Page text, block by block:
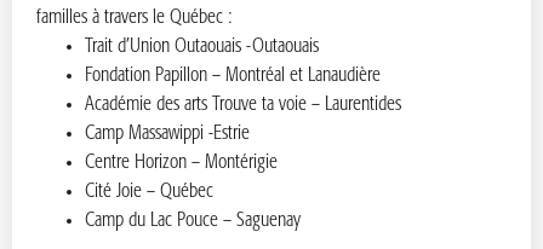
familles à travers le Québec :
Trait d’Union Outaouais -Outaouais
Fondation Papillon – Montréal et Lanaudière
Académie des arts Trouve ta voie – Laurentides
Camp Massawippi -Estrie
Centre Horizon – Montérigie
Cité Joie – Québec
Camp du Lac Pouce – Saguenay